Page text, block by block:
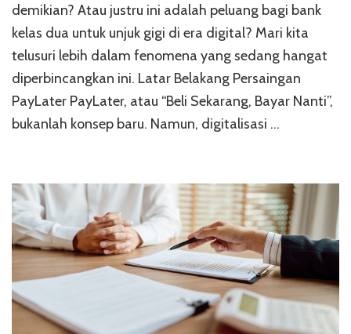
Bisnis
PayLater
Kelas
Dua
demikian? Atau justru ini adalah peluang bagi bank
kelas dua untuk unjuk gigi di era digital? Mari kita
telusuri lebih dalam fenomena yang sedang hangat
diperbincangkan ini. Latar Belakang Persaingan
PayLater PayLater, atau “Beli Sekarang, Bayar Nanti”,
bukanlah konsep baru. Namun, digitalisasi …